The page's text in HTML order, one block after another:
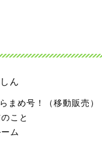
ん
まめ号！（移動販売）
こと
ム